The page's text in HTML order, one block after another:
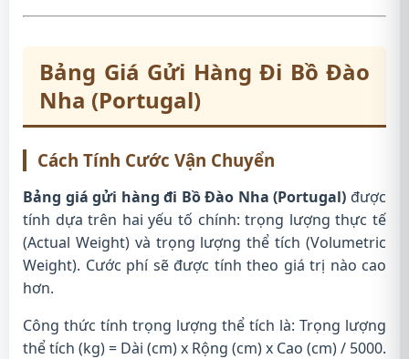
Bảng Giá Gửi Hàng Đi Bồ Đào
Nha (Portugal)
Cách Tính Cước Vận Chuyển
Bảng giá gửi hàng đi Bồ Đào Nha (Portugal) được
tính dựa trên hai yếu tố chính: trọng lượng thực tế
(Actual Weight) và trọng lượng thể tích (Volumetric
Weight). Cước phí sẽ được tính theo giá trị nào cao
hơn.
Công thức tính trọng lượng thể tích là: Trọng lượng
thể tích (kg) = Dài (cm) x Rộng (cm) x Cao (cm) / 5000.